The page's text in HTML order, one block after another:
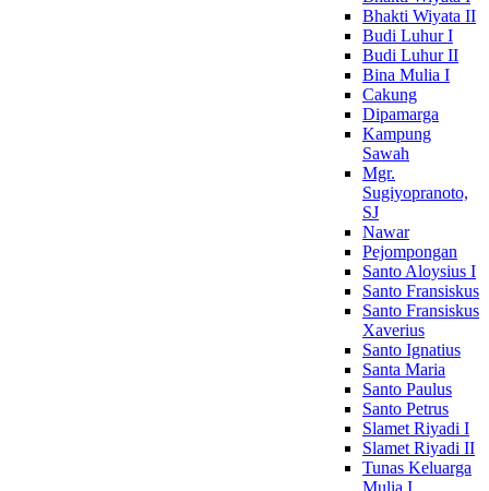
Bhakti Wiyata II
Budi Luhur I
Budi Luhur II
Bina Mulia I
Cakung
Dipamarga
Kampung
Sawah
Mgr.
Sugiyopranoto,
SJ
Nawar
Pejompongan
Santo Aloysius I
Santo Fransiskus
Santo Fransiskus
Xaverius
Santo Ignatius
Santa Maria
Santo Paulus
Santo Petrus
Slamet Riyadi I
Slamet Riyadi II
Tunas Keluarga
Mulia I